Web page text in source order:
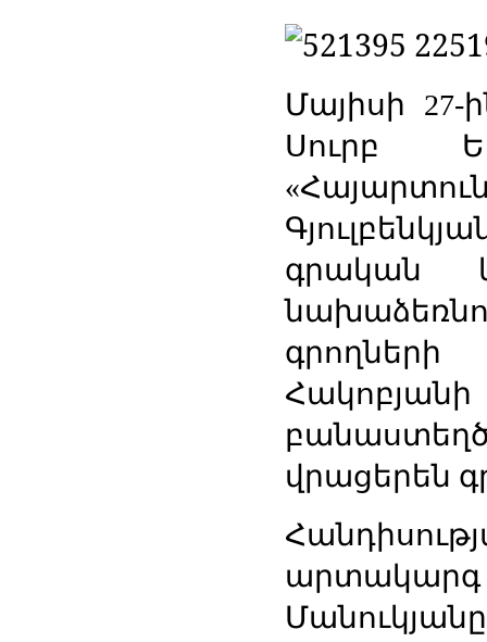
Մայիսի 27-
Սուրբ
«
գրական
գրողների
Հակոբյանի
վրացերեն
արտակարգ
Մանուկյանը